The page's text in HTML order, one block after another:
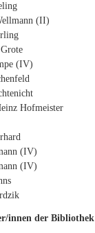
(II)
(IV)
Hofmeister
(IV)
(IV)
innen der Bibliothek